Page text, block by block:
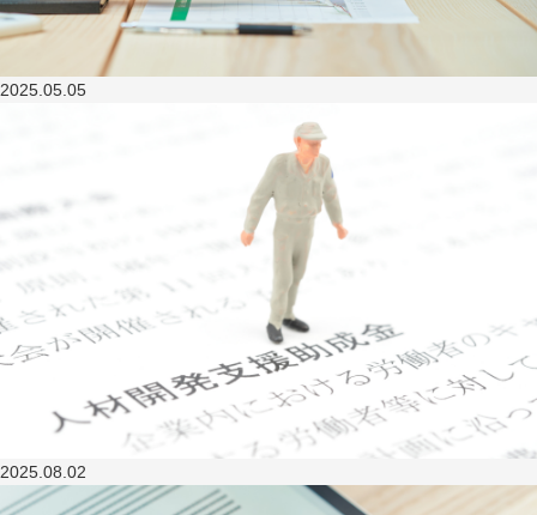
2025.05.05
2025.08.02